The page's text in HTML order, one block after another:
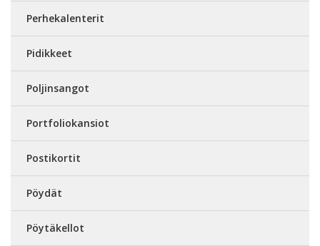
Perhekalenterit
Pidikkeet
Poljinsangot
Portfoliokansiot
Postikortit
Pöydät
Pöytäkellot